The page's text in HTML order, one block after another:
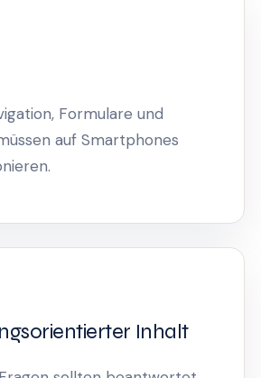
Formulare und
auf Smartphones
Inhalt